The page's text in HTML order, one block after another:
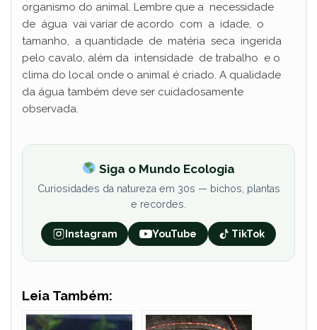
organismo do animal. Lembre que a necessidade
de água vai variar de acordo com a idade, o
tamanho, a quantidade de matéria seca ingerida
pelo cavalo, além da intensidade de trabalho e o
clima do local onde o animal é criado. A qualidade
da água também deve ser cuidadosamente
observada.
Siga o Mundo Ecologia
Curiosidades da natureza em 30s — bichos, plantas
e recordes.
Instagram YouTube TikTok
Leia Também: